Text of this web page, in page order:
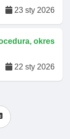
23 sty 2026
okres
22 sty 2026